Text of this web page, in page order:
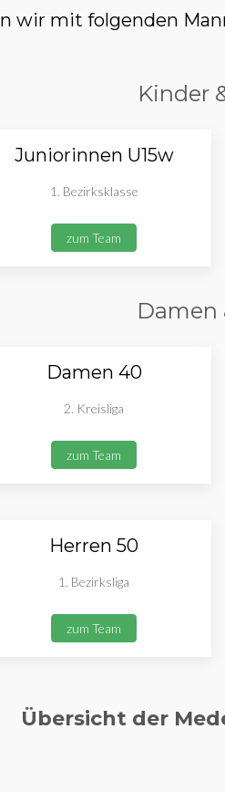
wir mit folgenden
Kinder
Juniorinnen U15w
1. Bezirksklasse
zum Team
Damen
Damen 40
2. Kreisliga
zum Team
Herren 50
1. Bezirksliga
zum Team
Übersicht der